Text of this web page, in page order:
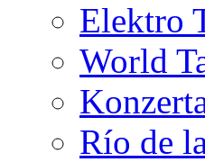
Elektro
World
Río de